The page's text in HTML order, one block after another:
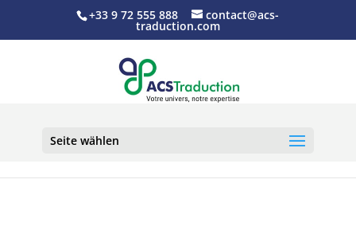
+33 9 72 555 888 contact@acs-
traduction.com
Seite wählen